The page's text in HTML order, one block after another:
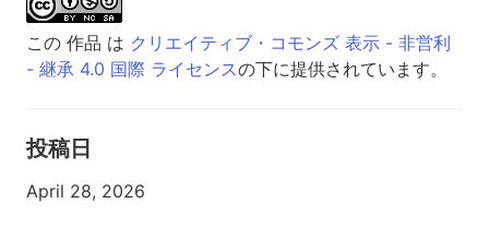
この 作品 は クリエイティブ・コモンズ 表示 - 非営利
- 継承 4.0 国際 ライセンスの下に提供されています。
投稿日
April 28, 2026